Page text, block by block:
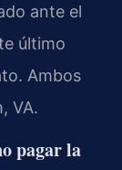
ante el
último
Ambos
VA.
pagar la